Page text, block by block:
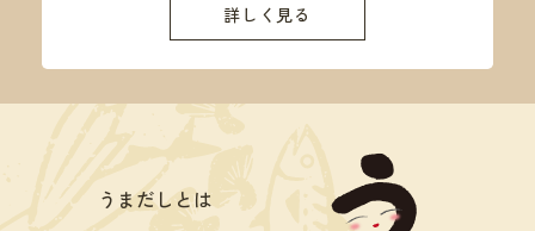
詳しく見る
うまだしとは